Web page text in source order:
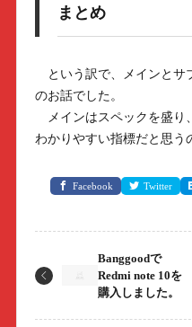
まとめ
という訳で、メインとサ
のお話でした。
メインはスペックを盛り
わかりやすい指標だと思う
Facebook Twitter
Banggoodで
Redmi note 10を
購入しました。